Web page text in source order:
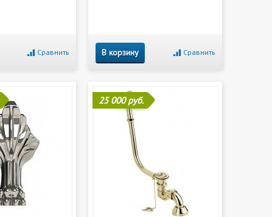
Сравнить В корзину Сравнить
25 000 руб.